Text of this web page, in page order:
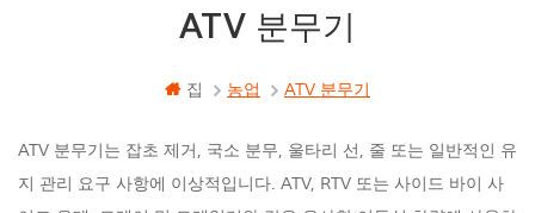
ATV 분무기
집 농업 ATV 분무기
ATV 분무기는 잡초 제거, 국소 분무, 울타리 선, 줄 또는 일반적인 유
지 관리 요구 사항에 이상적입니다. ATV, RTV 또는 사이드 바이 사